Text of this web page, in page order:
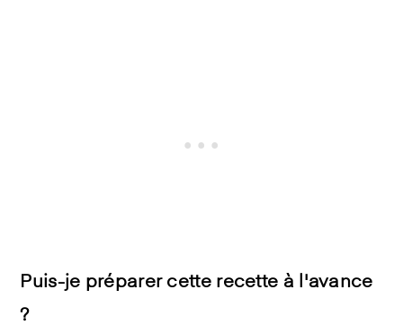
Puis-je préparer cette recette à l'avance
?